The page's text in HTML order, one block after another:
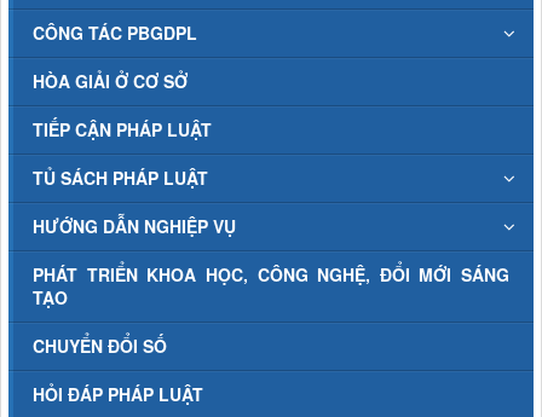
CÔNG TÁC PBGDPL
HÒA GIẢI Ở CƠ SỞ
TIẾP CẬN PHÁP LUẬT
TỦ SÁCH PHÁP LUẬT
HƯỚNG DẪN NGHIỆP VỤ
PHÁT TRIỂN KHOA HỌC, CÔNG NGHỆ, ĐỔI MỚI SÁNG
TẠO
CHUYỂN ĐỔI SỐ
HỎI ĐÁP PHÁP LUẬT